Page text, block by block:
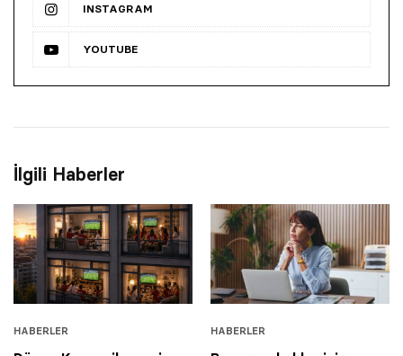
INSTAGRAM
YOUTUBE
İlgili Haberler
HABERLER HABERLER